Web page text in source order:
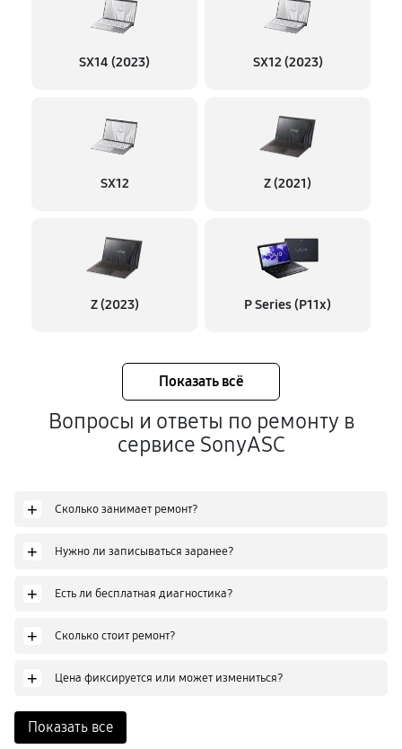
SX14 (2023) SX12 (2023)
SX12 Z (2021)
Z (2023) P Series (P11x)
Показать всё
Вопросы и ответы по ремонту в
сервисе SonyASC
+ Сколько занимает ремонт?
+ Нужно ли записываться заранее?
+ Есть ли бесплатная диагностика?
+ Сколько стоит ремонт?
+ Цена фиксируется или может измениться?
Показать все